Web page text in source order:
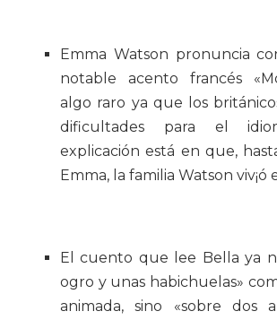
Emma Watson pronuncia
notable acento francés
algo raro ya que los
dificultades para el
explicación está en que,
Emma, la familia Watson viv¡ó
El cuento que lee Bella ya
ogro y unas habichuelas»
animada, sino «sobre dos